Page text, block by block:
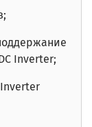
Inverter;